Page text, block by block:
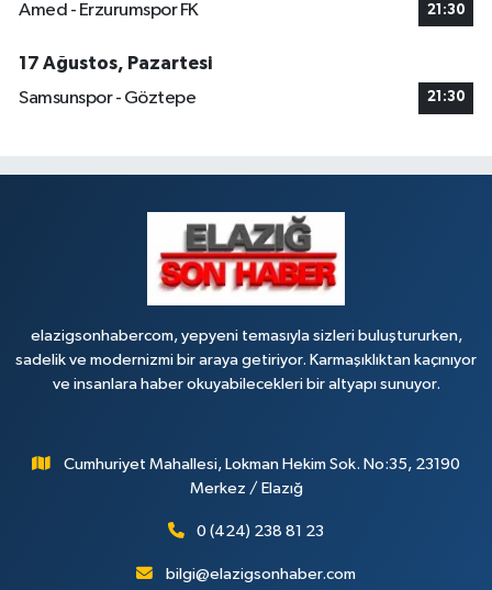
Amed - Erzurumspor FK 21:30
17 Ağustos, Pazartesi
Samsunspor - Göztepe
21:30
elazigsonhabercom, yepyeni temasıyla sizleri buluştururken,
sadelik ve modernizmi bir araya getiriyor. Karmaşıklıktan kaçınıyor
ve insanlara haber okuyabilecekleri bir altyapı sunuyor.
Cumhuriyet Mahallesi, Lokman Hekim Sok. No:35, 23190
Merkez / Elazığ
0 (424) 238 81 23
bilgi@elazigsonhaber.com